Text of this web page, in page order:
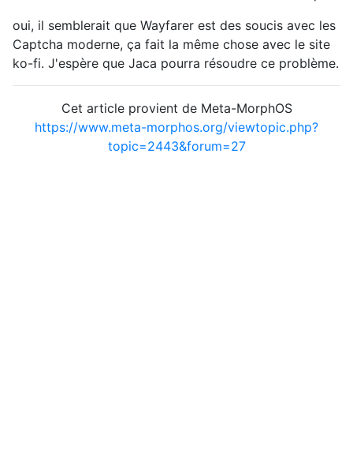
oui, il semblerait que Wayfarer est des soucis avec les
Captcha moderne, ça fait la même chose avec le site
ko-fi. J'espère que Jaca pourra résoudre ce problème.
Cet article provient de Meta-MorphOS
https://www.meta-morphos.org/viewtopic.php?
topic=2443&forum=27